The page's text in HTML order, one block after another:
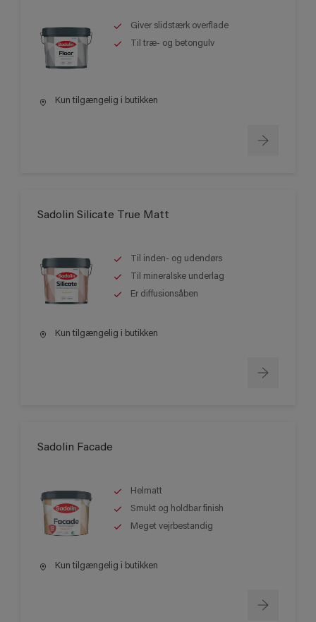
Giver slidstærk overflade
Til træ- og betongulv
Kun tilgængelig i butikken
Sadolin Silicate True Matt
Til inden- og udendørs
Til mineralske underlag
Er diffusionsåben
Kun tilgængelig i butikken
Sadolin Facade
Helmatt
Smukt og holdbar finish
Meget vejrbestandig
Kun tilgængelig i butikken